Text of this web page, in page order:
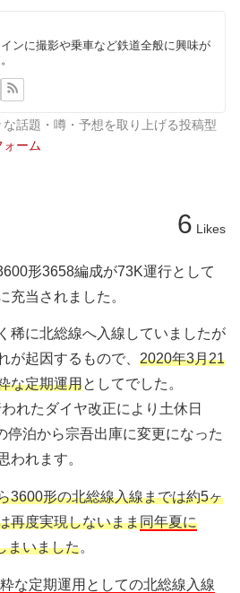
ンに撮影や乗車など鉄道全般に興味が
話題・噂・予想を取り上げる投稿型
ーム
6 Likes
形3658編成が73K運行として
充当されました。
稀に北総線へ入線していましたが
が起因するもので、 2020年3月21
な定期運用としてでした。
れたダイヤ改正により土休日
停泊から宗吾出庫に変更になった
われます。
3600形の北総線入線までは約5ヶ
再度実現しないまま同年夏に
まいました。
な定期運用としての北総線入線